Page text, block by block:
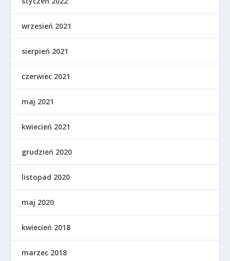
wrzesień 2021
sierpień 2021
czerwiec 2021
maj 2021
kwiecień 2021
grudzień 2020
listopad 2020
maj 2020
kwiecień 2018
marzec 2018